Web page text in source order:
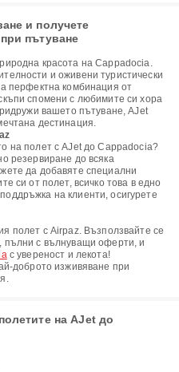
и получете
пътуване
красота на Cappadocia.
и оживени туристически
перфектна комбинация от
спомени с любимите си хора
вашето пътуване, AJet
дестинация.
на полет с AJet до Cappadocia?
резервиране до всяка
да добавяте специални
си от полет, всичко това в едно
на клиенти, осигурете
полет с Airpaz. Възползвайте се
пълни с вълнуващи оферти, и
с увереност и лекота!
доброто изживяване при
на AJet до